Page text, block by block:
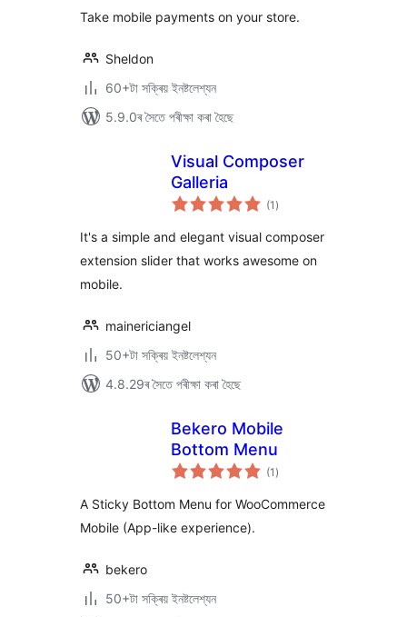
Take mobile payments on your store.
Sheldon
60+টা সক্ৰিয় ইনষ্টলেশ্যন
5.9.0ৰ সৈতে পৰীক্ষা কৰা হৈছে
Visual Composer
Galleria
(1 টা
মুঠ)
It's a simple and elegant visual composer
extension slider that works awesome on
mobile.
mainericiangel
50+টা সক্ৰিয় ইনষ্টলেশ্যন
4.8.29ৰ সৈতে পৰীক্ষা কৰা হৈছে
Bekero Mobile
Bottom Menu
(1 টা
মুঠ)
A Sticky Bottom Menu for WooCommerce
Mobile (App-like experience).
bekero
50+টা সক্ৰিয় ইনষ্টলেশ্যন